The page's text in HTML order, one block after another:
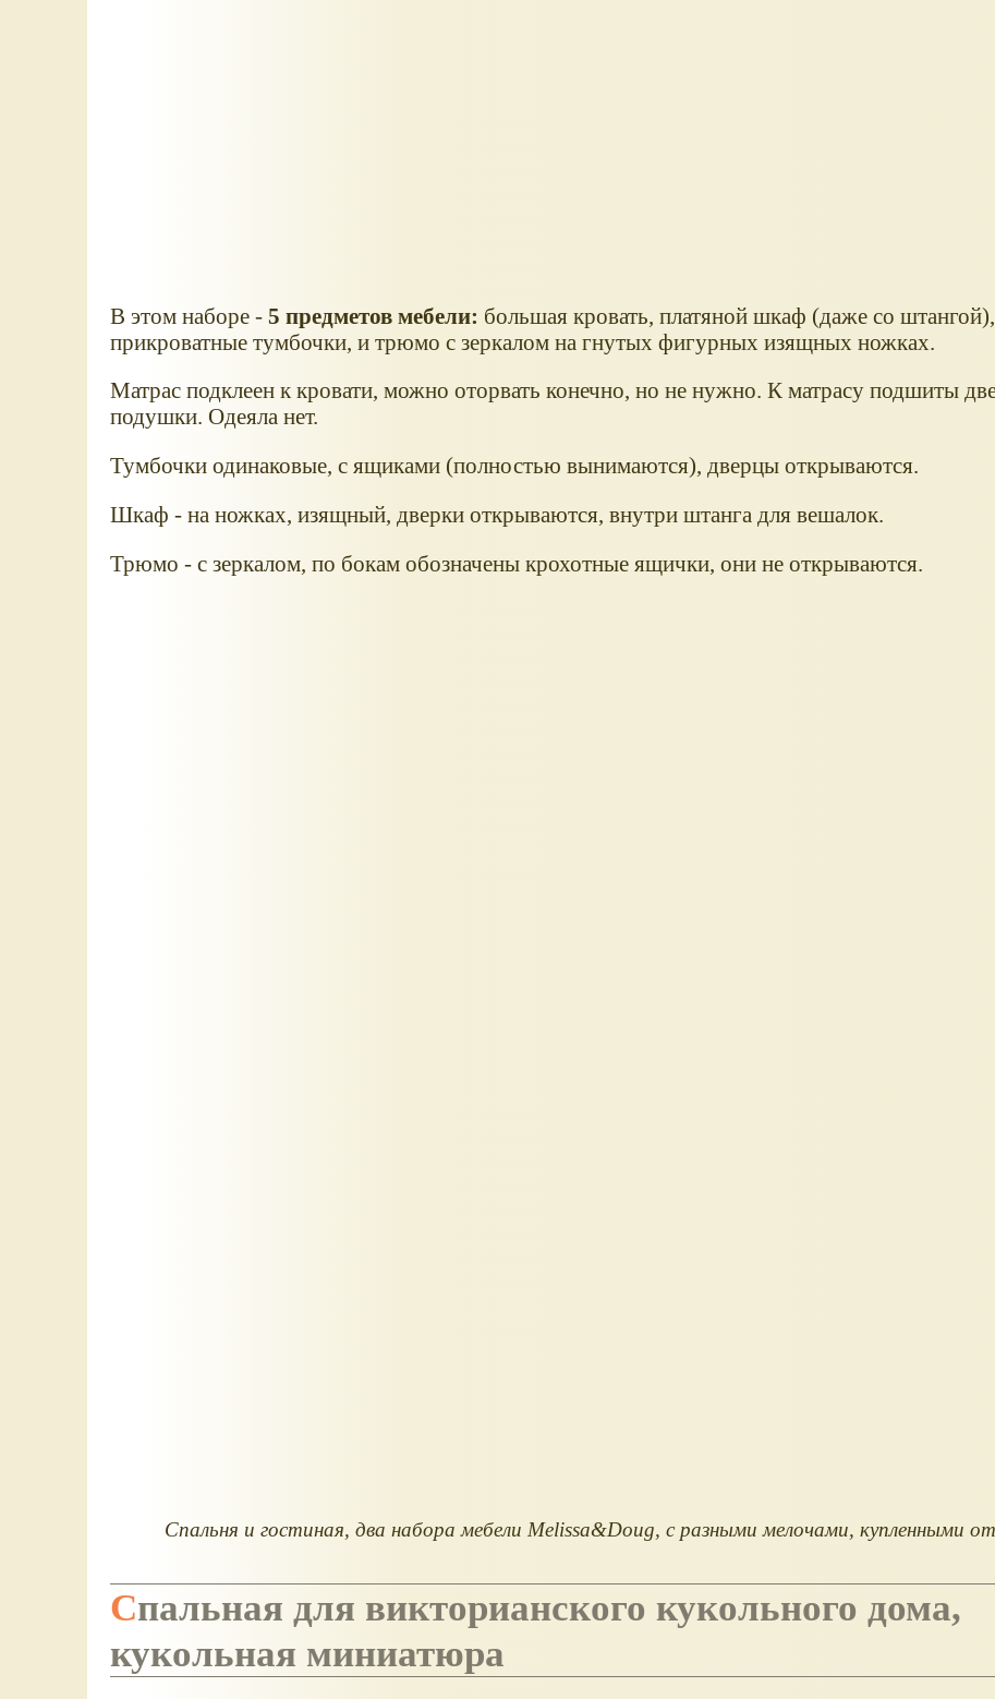
В этом наборе - 5 предметов мебели: большая кровать, платяной шкаф (даже со
прикроватные тумбочки, и трюмо с зеркалом на гнутых фигурных изящных ножках.
Матрас подклеен к кровати, можно оторвать конечно, но не нужно. К матрасу подшиты
подушки. Одеяла нет.
Тумбочки одинаковые, с ящиками (полностью вынимаются), дверцы открываются.
Шкаф - на ножках, изящный, дверки открываются, внутри штанга для вешалок.
Трюмо - с зеркалом, по бокам обозначены крохотные ящички, они не открываются.
Спальня и гостиная, два набора мебели Melissa&Doug, с разными мелочами, купленными
Спальная для викторианского кукольного дома,
кукольная миниатюра